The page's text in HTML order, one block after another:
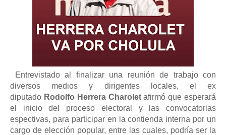
Entrevistado al finalizar una reunión de trabajo con
diversos medios y dirigentes locales, el ex
diputado Rodolfo Herrera Charoletafirmó que esperará
el inicio del proceso electoral y las convocatorias
espectivas, para participar en la contienda interna por un
cargo de elección popular, entre las cuales, podría ser la